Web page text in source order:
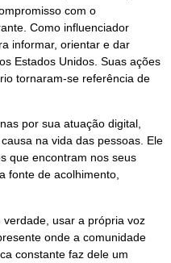
com o
Como influenciador
informar, orientar e dar
Estados Unidos. Suas ações
tornaram-se referência de
por sua atuação digital,
na vida das pessoas. Ele
que encontram nos seus
fonte de acolhimento,
usar a própria voz
onde a comunidade
constante faz dele um